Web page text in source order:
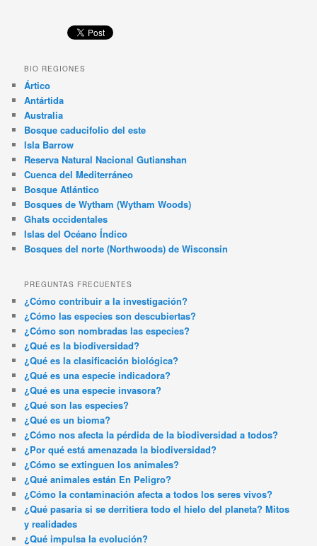
BIO REGIONES
Ártico
Antártida
Australia
Bosque caducifolio del este
Isla Barrow
Reserva Natural Nacional Gutianshan
Cuenca del Mediterráneo
Bosque Atlántico
Bosques de Wytham (Wytham Woods)
Ghats occidentales
Islas del Océano Índico
Bosques del norte (Northwoods) de Wisconsin
PREGUNTAS FRECUENTES
¿Cómo contribuir a la investigación?
¿Cómo las especies son descubiertas?
¿Cómo son nombradas las especies?
¿Qué es la biodiversidad?
¿Qué es la clasificación biológica?
¿Qué es una especie indicadora?
¿Qué es una especie invasora?
¿Qué son las especies?
¿Qué es un bioma?
¿Cómo nos afecta la pérdida de la biodiversidad a todos?
¿Por qué está amenazada la biodiversidad?
¿Cómo se extinguen los animales?
¿Qué animales están En Peligro?
¿Cómo la contaminación afecta a todos los seres vivos?
¿Qué pasaría si se derritiera todo el hielo del planeta? Mitos
y realidades
¿Qué impulsa la evolución?